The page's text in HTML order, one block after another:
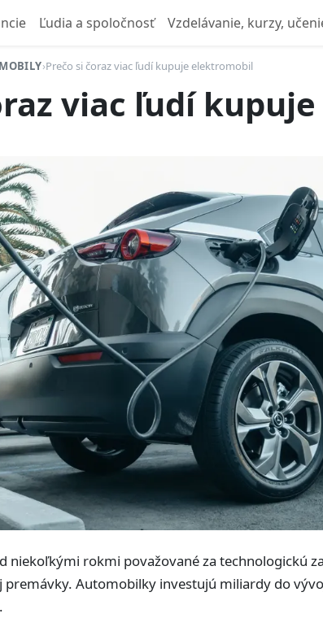
Ľudia a spoločnosť Vzdelávanie, kurzy,
›Prečo si čoraz viac ľudí kupuje elektromobil
viac ľudí
niekoľkými rokmi považované za technologickú
premávky. Automobilky investujú miliardy do